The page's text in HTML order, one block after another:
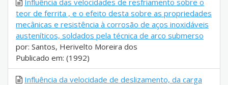
Influência das velocidades de resfriamento sobre o
teor de ferrita , e o efeito desta sobre as propriedades
mecânicas e resistência à corrosão de aços inoxidáveis
austeníticos, soldados pela técnica de arco submerso
por: Santos, Herivelto Moreira dos
Publicado em: (1992)
Influência da velocidade de deslizamento, da carga